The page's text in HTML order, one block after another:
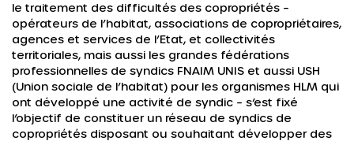
le traitement des difficultés des copropriétés –
opérateurs de l’habitat, associations de copropriétaires,
agences et services de l’Etat, et collectivités
territoriales, mais aussi les grandes fédérations
professionnelles de syndics FNAIM UNIS et aussi USH
(Union sociale de l’habitat) pour les organismes HLM qui
ont développé une activité de syndic – s’est fixé
l’objectif de constituer un réseau de syndics de
copropriétés disposant ou souhaitant développer des